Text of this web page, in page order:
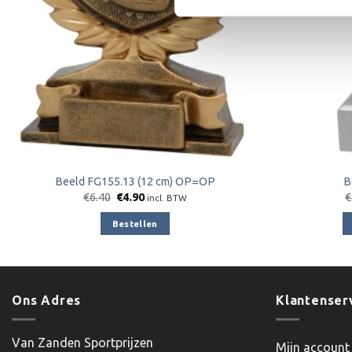
Beeld FG155.13 (12 cm) OP=OP
€6.40 Oorspronkelijke
was:
€6.40.
€4.90Huidige
is:
€4.90.
incl. BTW
Bestellen
€
Ons Adres
Van Zanden Sportprijzen Mijn account